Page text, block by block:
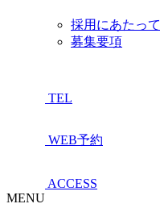
採用にあたって
募集要項
TEL
WEB予約
ACCESS
MENU